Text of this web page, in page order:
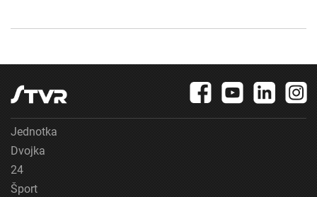
Jednotka
Dvojka
24
Šport